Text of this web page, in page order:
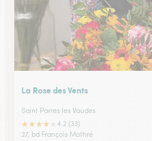
La Rose des Vents
Saint Parres les Vaudes
★★★★
4.2 (33)
27, bd François Mothré